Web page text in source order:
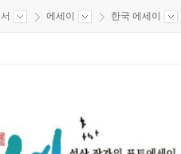
에세이 한국 에세이